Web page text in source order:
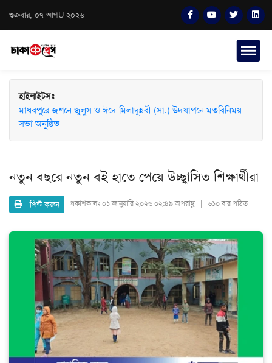
শুক্রবার, ০৭ আগU ২০২৬
হাইলাইটসঃ
মাধবপুরে জশনে জুলুস ও ঈদে মিলাদুন্নবী (সা.) উদযাপনে মতবিনিময়
সভা অনুষ্ঠিত
নতুন বছরে নতুন বই হাতে পেয়ে উচ্ছ্বাসিত শিক্ষার্থীরা
প্রিন্ট করুন প্রকাশকালঃ ০১ জানুয়ারি ২০২৬ ০২:৪৯ অপরাহ্ণ | ৬১০ বার পঠিত